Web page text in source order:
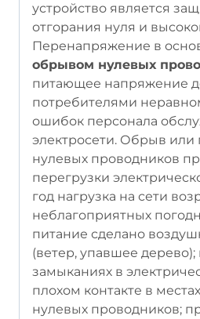
устройство является
отгорания нуля и
Перенапряжение в
обрывом нулевых
питающее напряжение
потребителями
ошибок персонала
электросети. Обрыв или
нулевых проводников
перегрузки
год нагрузка на сети
неблагоприятных
питание сделано
(ветер, упавшее дерево);
замыканиях в
плохом контакте в
нулевых проводников;